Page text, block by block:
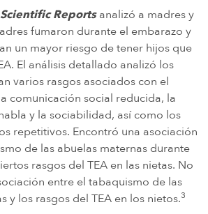
Scientific Reportsanalizó a madres y
fumaron durante el embarazo y
un mayor riesgo de tener hijos que
El análisis detallado analizó los
varios rasgos asociados con el
comunicación social reducida, la
y la sociabilidad, así como los
repetitivos. Encontró una asociación
de las abuelas maternas durante
rasgos del TEA en las nietas. No
entre el tabaquismo de las
y los rasgos del TEA en los nietos.3